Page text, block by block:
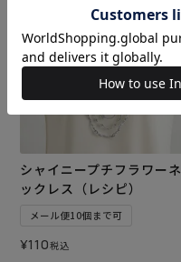
シャイニープチフラワーネ
ックレス（レシピ）
メール便10個まで可
¥110税込